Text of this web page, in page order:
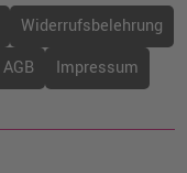
Widerrufsbelehrung
AGB Impressum